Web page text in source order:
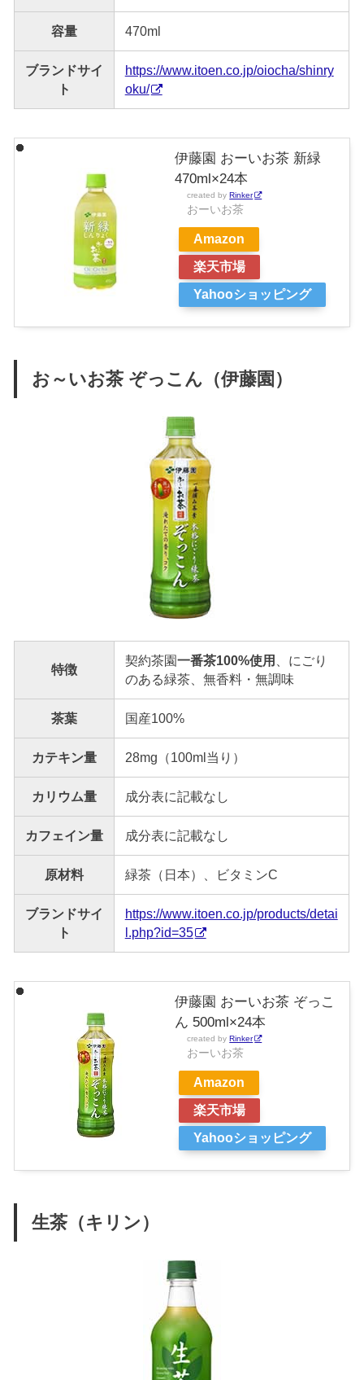
容量 470ml
ブランドサイ
ト
https://www.itoen.co.jp/oiocha/shinry
oku/
伊藤園 おーいお茶 新緑
470ml×24本
created byRinker
おーいお茶
Amazon
楽天市場
Yahooショッピング
お～いお茶 ぞっこん（伊藤園）
特徴
契約茶園一番茶100%使用
、にごり
のある緑茶、無香料・無調味
茶葉 国産100%
カテキン量 28mg（100ml当り）
カリウム量 成分表に記載なし
カフェイン量 成分表に記載なし
原材料 緑茶（日本）、ビタミンC
ブランドサイ
ト
https://www.itoen.co.jp/products/detai
l.php?id=35
伊藤園 おーいお茶 ぞっこ
ん 500ml×24本
created byRinker
おーいお茶
Amazon
楽天市場
Yahooショッピング
生茶（キリン）